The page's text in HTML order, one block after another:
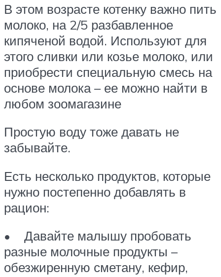
В этом возрасте котенку важно пить
молоко, на 2/5 разбавленное
кипяченой водой. Используют для
этого сливки или козье молоко, или
приобрести специальную смесь на
основе молока – ее можно найти в
любом зоомагазине
Простую воду тоже давать не
забывайте.
Есть несколько продуктов, которые
нужно постепенно добавлять в
рацион:
• Давайте малышу пробовать
разные молочные продукты –
обезжиренную сметану, кефир,